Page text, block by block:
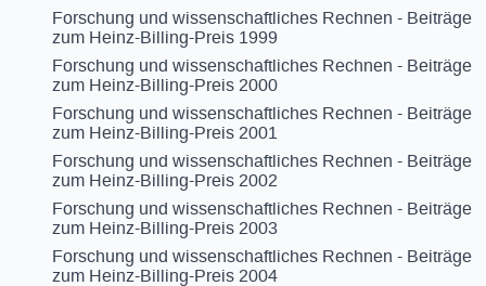
Forschung und wissenschaftliches Rechnen - Beiträge
zum Heinz-Billing-Preis 1999
Forschung und wissenschaftliches Rechnen - Beiträge
zum Heinz-Billing-Preis 2000
Forschung und wissenschaftliches Rechnen - Beiträge
zum Heinz-Billing-Preis 2001
Forschung und wissenschaftliches Rechnen - Beiträge
zum Heinz-Billing-Preis 2002
Forschung und wissenschaftliches Rechnen - Beiträge
zum Heinz-Billing-Preis 2003
Forschung und wissenschaftliches Rechnen - Beiträge
zum Heinz-Billing-Preis 2004